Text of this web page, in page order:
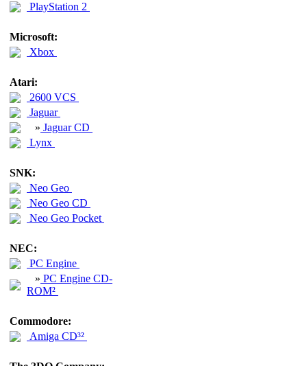
PlayStation 2
Microsoft:
Xbox
Atari:
2600 VCS
Jaguar
» Jaguar CD
Lynx
SNK:
Neo Geo
Neo Geo CD
Neo Geo Pocket
NEC:
PC Engine
» PC Engine CD-
ROM²
Commodore:
Amiga CD³²